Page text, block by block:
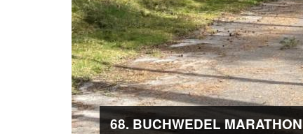
68. BUCHWEDEL MARATHON